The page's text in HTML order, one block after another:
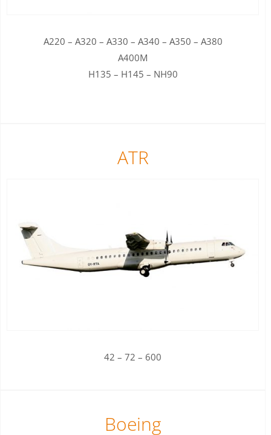
A220 – A320 – A330 – A340 – A350 – A380
A400M
H135 – H145 – NH90
ATR
42 – 72 – 600
Boeing